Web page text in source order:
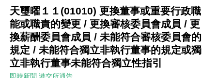
天璽曜１１(01010) 更換董事或重要行政職
能或職責的變更 / 更換審核委員會成員 / 更
換薪酬委員會成員 / 未能符合審核委員會的
規定 / 未能符合獨立非執行董事的規定或獨
立非執行董事未能符合獨立性指引
即時新聞 港交所通告